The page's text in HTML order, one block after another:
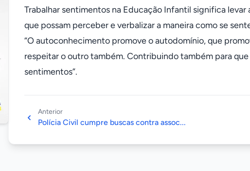
Trabalhar sentimentos na Educação Infantil significa
que possam perceber e verbalizar a maneira como se
“O autoconhecimento promove o autodomínio, que
respeitar o outro também. Contribuindo também para
sentimentos”.
Anterior
Polícia Civil cumpre buscas contra assoc...